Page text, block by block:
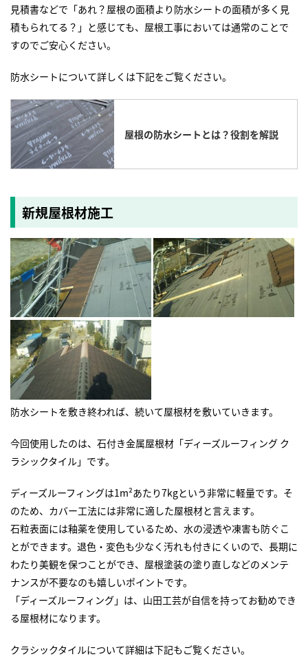
見積書などで「あれ？屋根の面積より防水シートの面積が多く見
積もられてる？」と感じても、屋根工事においては通常のことで
すのでご安心ください。
防水シートについて詳しくは下記をご覧ください。
屋根の防水シートとは？役割を解説
新規屋根材施工
防水シートを敷き終われば、続いて屋根材を敷いていきます。
今回使用したのは、石付き金属屋根材「ディーズルーフィング ク
ラシックタイル」です。
ディーズルーフィングは1m²あたり7kgという非常に軽量です。そ
のため、カバー工法には非常に適した屋根材と言えます。
石粒表面には釉薬を使用しているため、水の浸透や凍害も防ぐこ
とができます。退色・変色も少なく汚れも付きにくいので、長期に
わたり美観を保つことができ、屋根塗装の塗り直しなどのメンテ
ナンスが不要なのも嬉しいポイントです。
「ディーズルーフィング」は、山田工芸が自信を持ってお勧めでき
る屋根材になります。
クラシックタイルについて詳細は下記もご覧ください。